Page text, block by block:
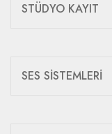
STÜDYO KAYIT
SES SİSTEMLERİ